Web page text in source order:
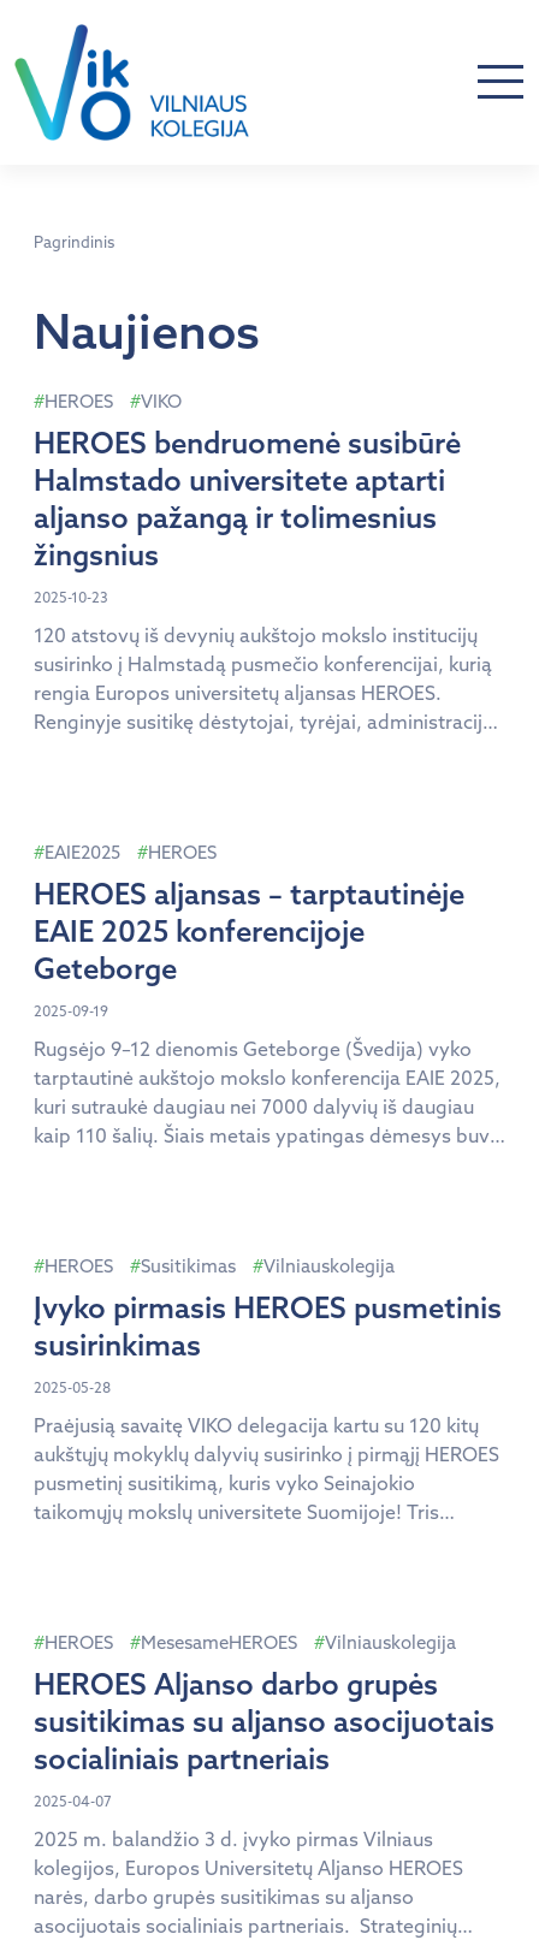
Pagrindinis
Naujienos
HEROES VIKO
HEROES bendruomenė susibūrė
Halmstado universitete aptarti
aljanso pažangą ir tolimesnius
žingsnius
2025-10-23
120 atstovų iš devynių aukštojo mokslo institucijų
susirinko į Halmstadą pusmečio konferencijai, kurią
rengia Europos universitetų aljansas HEROES.
Renginyje susitikę dėstytojai, tyrėjai, administracijos
laboratorijų išteklių valdymo, darbuotojų mokymų
[…]
EAIE2025 HEROES
HEROES aljansas – tarptautinėje
EAIE 2025 konferencijoje
Geteborge
2025-09-19
Rugsėjo 9–12 dienomis Geteborge (Švedija) vyko
tarptautinė aukštojo mokslo konferencija EAIE 2025,
kuri sutraukė daugiau nei 7000 dalyvių iš daugiau
kaip 110 šalių. Šiais metais ypatingas dėmesys buvo
bendruomenei […]
HEROES Susitikimas Vilniauskolegija
Įvyko pirmasis HEROES pusmetinis
susirinkimas
2025-05-28
Praėjusią savaitę VIKO delegacija kartu su 120 kitų
aukštųjų mokyklų dalyvių susirinko į pirmąjį HEROES
pusmetinį susitikimą, kuris vyko Seinajokio
taikomųjų mokslų universitete Suomijoje! Tris
komunikaciją, koordinavo bendrus veiksmus.
Susitikimo programoje netrūko […]
HEROES MesesameHEROES Vilniauskolegija
HEROES Aljanso darbo grupės
susitikimas su aljanso asocijuotais
socialiniais partneriais
2025-04-07
2025 m. balandžio 3 d. įvyko pirmas Vilniaus
kolegijos, Europos Universitetų Aljanso HEROES
narės, darbo grupės susitikimas su aljanso
asocijuotais socialiniais partneriais. Strateginių